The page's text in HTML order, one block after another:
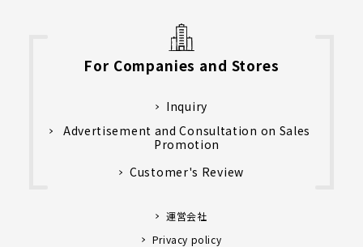
For Companies and Stores
Inquiry
Advertisement and Consultation on Sales
Promotion
Customer's Review
運営会社
Privacy policy